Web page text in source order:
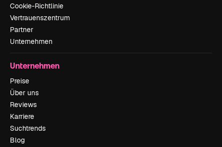
Cookie-Richtlinie
Vertrauenszentrum
Partner
Unternehmen
Unternehmen
Preise
Über uns
Reviews
Karriere
Suchtrends
Blog